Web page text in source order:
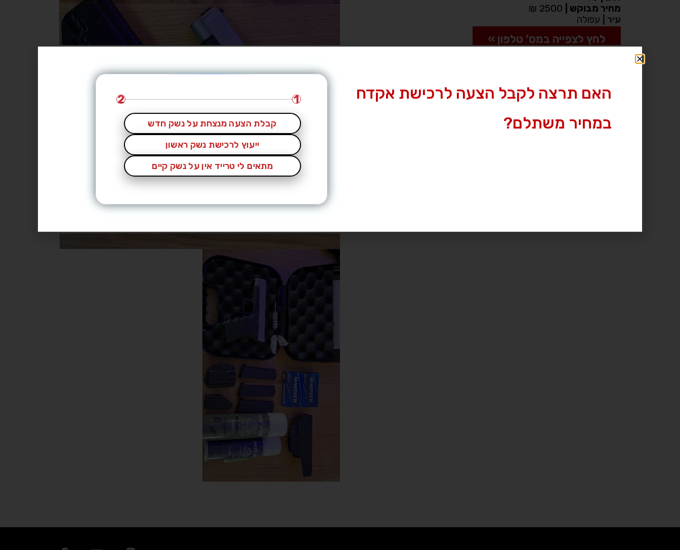
מחיר מבוקש
עיר
עפולה
לחץ לצפייה במס’ טלפון »
האם תרצה לקבל הצעה לרכישת אקדח
במחיר משתלם?
1
2
קבלת הצעה מנצחת על נשק חדש
ייעוץ לרכישת נשק ראשון
מתאים לי טרייד אין על נשק קיים